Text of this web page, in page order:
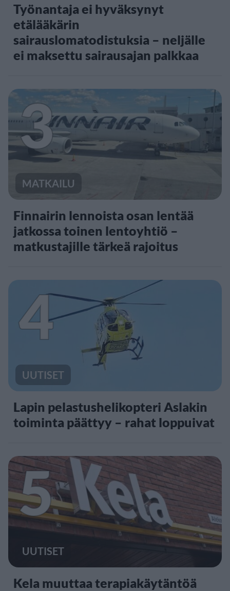
Työnantaja ei hyväksynyt
etälääkärin
sairauslomatodistuksia – neljälle
ei maksettu sairausajan palkkaa
3
MATKAILU
Finnairin lennoista osan lentää
jatkossa toinen lentoyhtiö –
matkustajille tärkeä rajoitus
4
UUTISET
Lapin pelastushelikopteri Aslakin
toiminta päättyy – rahat loppuivat
5
UUTISET
Kela muuttaa terapiakäytäntöä